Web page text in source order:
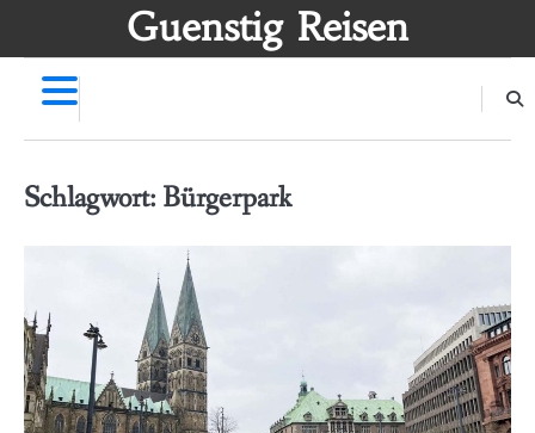
Guenstig Reisen
Schlagwort: Bürgerpark